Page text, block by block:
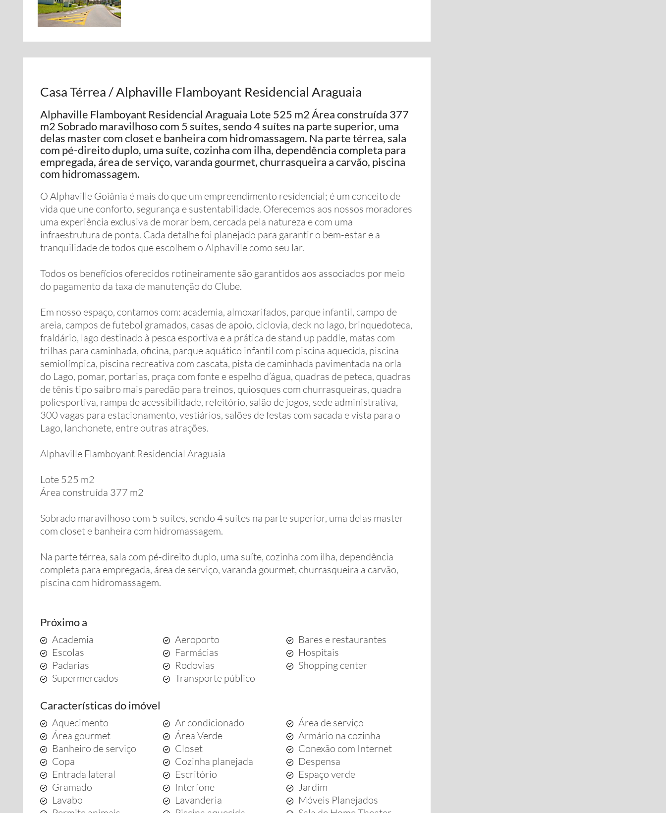
Casa Térrea / Alphaville Flamboyant Residencial Araguaia
Alphaville Flamboyant Residencial Araguaia Lote 525 m2 Área construída 377
m2 Sobrado maravilhoso com 5 suítes, sendo 4 suítes na parte superior, uma
delas master com closet e banheira com hidromassagem. Na parte térrea, sala
com pé-direito duplo, uma suíte, cozinha com ilha, dependência completa para
empregada, área de serviço, varanda gourmet, churrasqueira a carvão, piscina
com hidromassagem.
O Alphaville Goiânia é mais do que um empreendimento residencial; é um conceito de
vida que une conforto, segurança e sustentabilidade. Oferecemos aos nossos moradores
uma experiência exclusiva de morar bem, cercada pela natureza e com uma
infraestrutura de ponta. Cada detalhe foi planejado para garantir o bem-estar e a
tranquilidade de todos que escolhem o Alphaville como seu lar.
Todos os benefícios oferecidos rotineiramente são garantidos aos associados por meio
do pagamento da taxa de manutenção do Clube.
Em nosso espaço, contamos com: academia, almoxarifados, parque infantil, campo de
areia, campos de futebol gramados, casas de apoio, ciclovia, deck no lago, brinquedoteca,
fraldário, lago destinado à pesca esportiva e a prática de stand up paddle, matas com
trilhas para caminhada, oficina, parque aquático infantil com piscina aquecida, piscina
semiolímpica, piscina recreativa com cascata, pista de caminhada pavimentada na orla
do Lago, pomar, portarias, praça com fonte e espelho d’água, quadras de peteca, quadras
de tênis tipo saibro mais paredão para treinos, quiosques com churrasqueiras, quadra
poliesportiva, rampa de acessibilidade, refeitório, salão de jogos, sede administrativa,
300 vagas para estacionamento, vestiários, salões de festas com sacada e vista para o
Lago, lanchonete, entre outras atrações.
Alphaville Flamboyant Residencial Araguaia
Lote 525 m2
Área construída 377 m2
Sobrado maravilhoso com 5 suítes, sendo 4 suítes na parte superior, uma delas master
com closet e banheira com hidromassagem.
Na parte térrea, sala com pé-direito duplo, uma suíte, cozinha com ilha, dependência
completa para empregada, área de serviço, varanda gourmet, churrasqueira a carvão,
piscina com hidromassagem.
Próximo a
Academia Aeroporto
Bares e restaurantes
Escolas
Farmácias
Hospitais
Padarias
Rodovias
Shopping center
Supermercados
Transporte público
Características do imóvel
Aquecimento Ar condicionado
Área de serviço
Área gourmet
Área Verde
Armário na cozinha
Banheiro de serviço
Closet
Conexão com Internet
Copa
Cozinha planejada
Despensa
Entrada lateral
Escritório
Espaço verde
Gramado
Interfone
Jardim
Lavabo
Lavanderia
Móveis Planejados